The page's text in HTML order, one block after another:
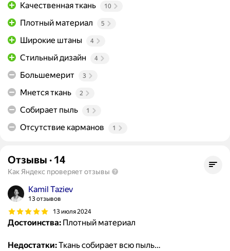
Качественная ткань
10
Плотный материал 5
Широкие штаны 4
Стильный дизайн 4
Большемерит 3
Мнется ткань 2
Собирает пыль 1
Отсутствие карманов 1
Отзывы · 14
Как Яндекс проверяет отзывы
Kamil Taziev
13 отзывов
13 июля 2024
Достоинства: Плотный материал
Недостатки:Ткань собирает всю пыль…